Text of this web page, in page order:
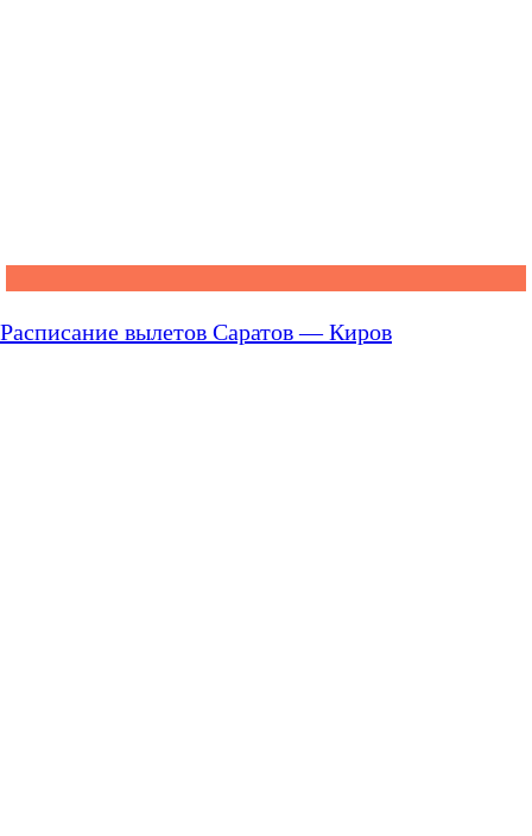
Расписание вылетов Саратов — Киров